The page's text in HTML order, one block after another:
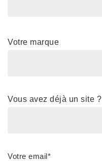
Votre marque
Vous avez déjà un site ?
Votre email*